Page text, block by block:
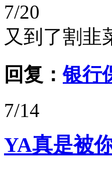
7/20
又到了割韭
回复：银行
7/14
YA真是被